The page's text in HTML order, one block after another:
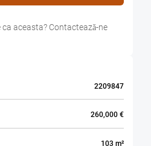
aceasta? Contacteazǎ-ne
2209847
260,000 €
103 m²